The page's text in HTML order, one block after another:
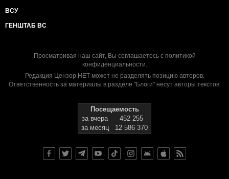
ВСУ
ГЕНШТАБ ВС
Просматривая наш сайт, Вы соглашаетесь с политикой
конфиденциальности.
Редакция Цензор.НЕТ может не разделять позицию авторов.
Ответственность за материалы в разделе "Блоги" несут авторы текстов.
Посещаемость
за вчера
452 255
за месяц
12 586 370